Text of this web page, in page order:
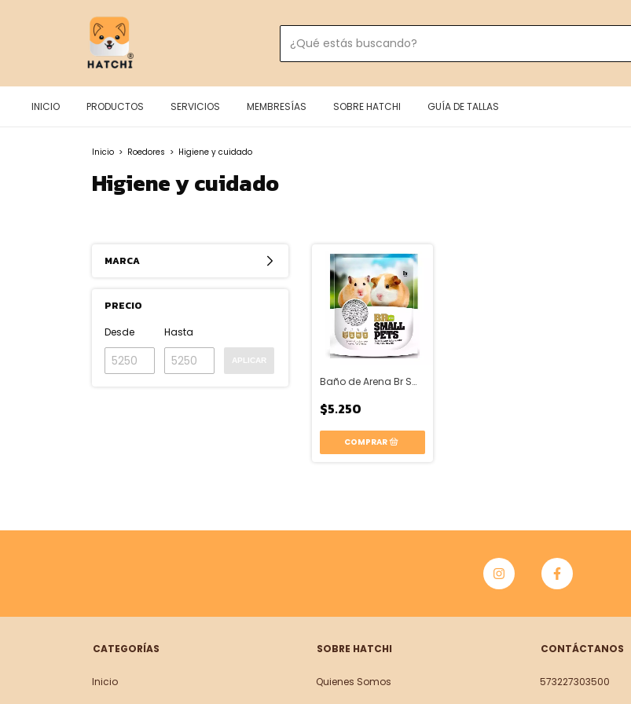
INICIO PRODUCTOS SERVICIOS MEMBRESÍAS SOBRE HATCHI GUÍA DE TALLAS
Inicio > Roedores > Higiene y cuidado
Higiene y cuidado
MARCA
PRECIO
Desde Hasta
APLICAR
Baño de Arena Br Small Pets
$5.250
CATEGORÍAS
Inicio
SOBRE HATCHI
Quienes Somos
CONTÁCTANOS
573227303500